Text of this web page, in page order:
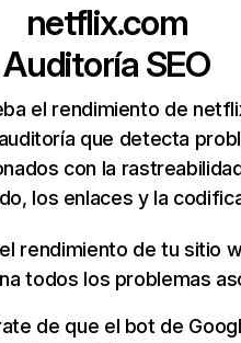
netflix.com
Auditoría SEO
el rendimiento de
que detecta
con la
los enlaces y la
rendimiento de tu sitio
todos los problemas
de que el bot de